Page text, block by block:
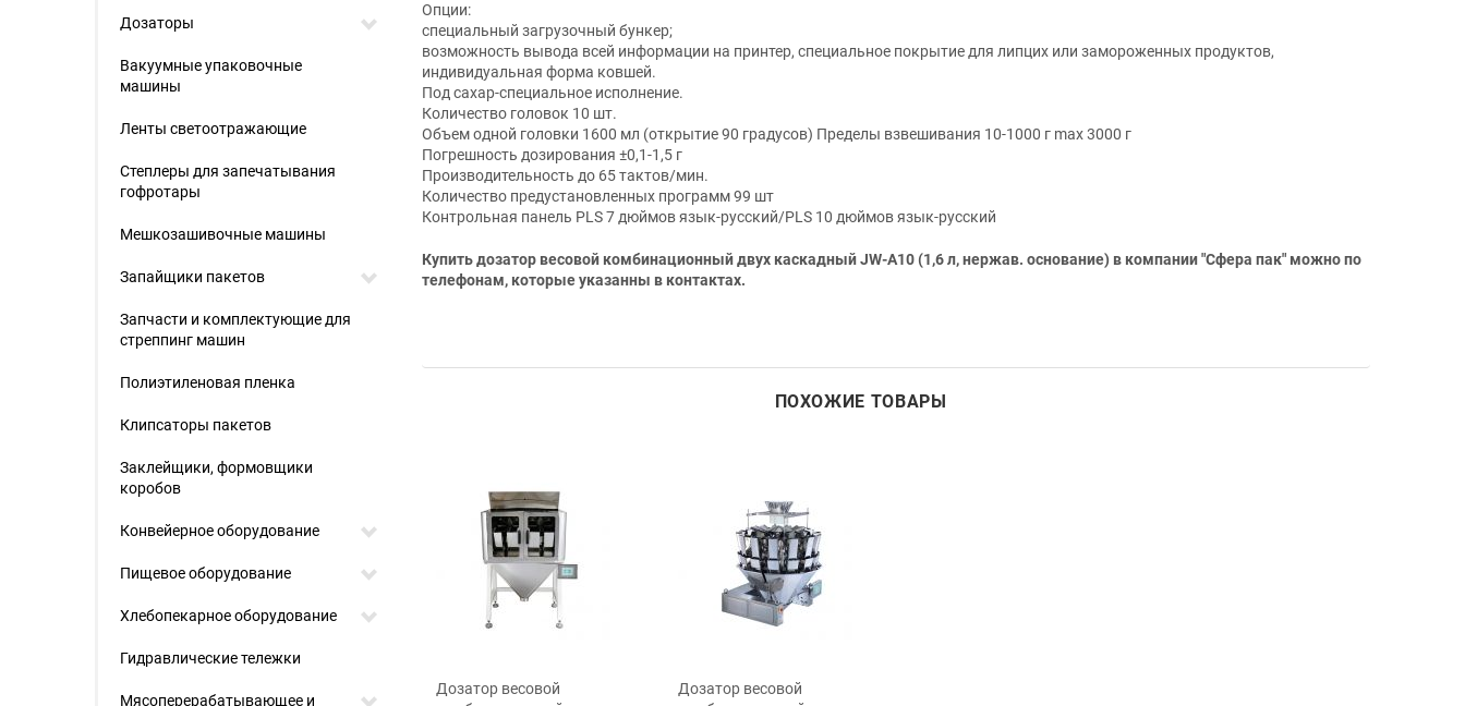
Опции:
специальный загрузочный бункер;
возможность вывода всей информации на принтер, специальное покрытие для липцих или замороженных продуктов,
индивидуальная форма ковшей.
Под сахар-специальное исполнение.
Количество головок 10 шт.
Объем одной головки 1600 мл (открытие 90 градусов) Пределы взвешивания 10-1000 г max 3000 г
Погрешность дозирования ±0,1-1,5 г
Производительность до 65 тактов/мин.
Количество предустановленных программ 99 шт
Контрольная панель PLS 7 дюймов язык-русский/PLS 10 дюймов язык-русский
Купить дозатор весовой комбинационный двух каскадный JW-A10 (1,6 л, нержав. основание) в компании "Сфера пак" можно по
телефонам, которые указанны в контактах.
ПОХОЖИЕ ТОВАРЫ
Дозатор весовой
Дозатор весовой
Дозаторы
Вакуумные упаковочные
машины
Ленты светоотражающие
Степлеры для запечатывания
гофротары
Мешкозашивочные машины
Запайщики пакетов
Запчасти и комплектующие для
стреппинг машин
Полиэтиленовая пленка
Клипсаторы пакетов
Заклейщики, формовщики
коробов
Конвейерное оборудование
Пищевое оборудование
Хлебопекарное оборудование
Гидравлические тележки
Мясоперерабатывающее и